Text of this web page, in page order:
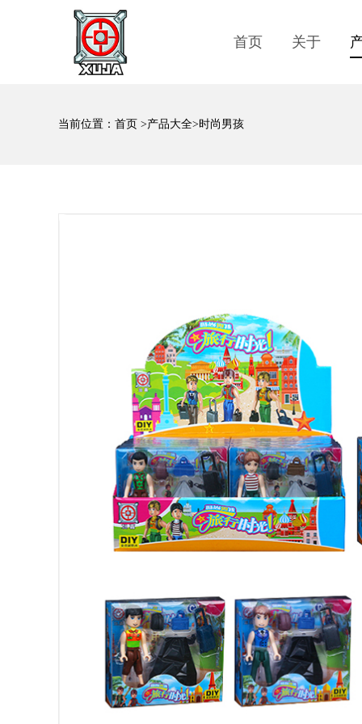
首页 关于
当前位置： 首页 >产品大全>时尚男孩